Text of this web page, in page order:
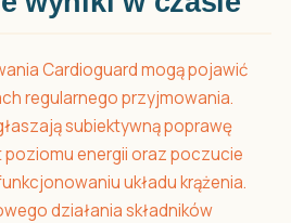
Cardioguard mogą pojawić
regularnego przyjmowania.
subiektywną poprawę
energii oraz poczucie
układu krążenia.
działania składników